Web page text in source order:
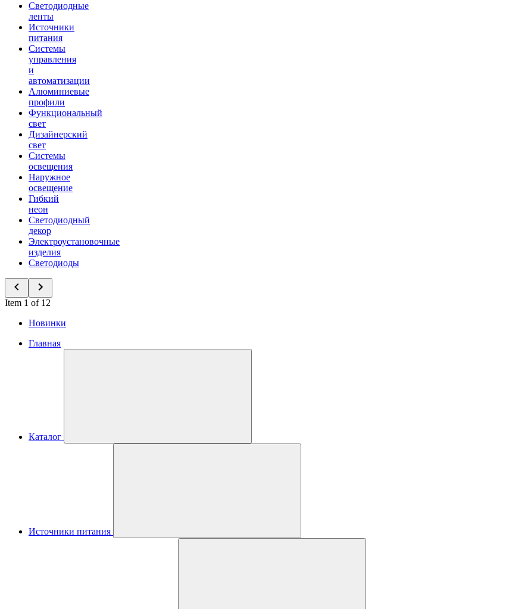
Светодиодные
ленты
Источники
питания
Системы
управления
и
автоматизации
Алюминиевые
профили
Функциональный
свет
Дизайнерский
свет
Системы
освещения
Наружное
освещение
Гибкий
неон
Светодиодный
декор
Электроустановочные
изделия
Светодиоды
Item 1 of 12
Новинки
Главная
Каталог
Источники питания